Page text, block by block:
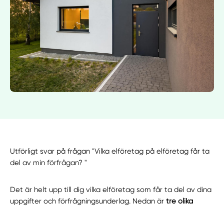
Utförligt svar på frågan "Vilka elföretag på elföretag får ta
del av min förfrågan? "
Det är helt upp till dig vilka elföretag som får ta del av dina
uppgifter och förfrågningsunderlag. Nedan ärtre olika